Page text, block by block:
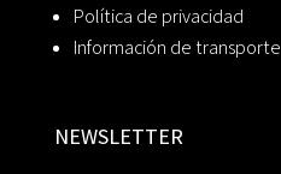
Política de privacidad
Información de transporte
NEWSLETTER